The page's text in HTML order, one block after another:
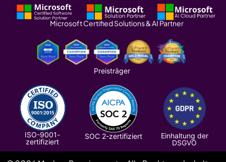
Microsoft Certified Solutions & AI Partner
Preisträger
ISO-9001-
zertifiziert
SOC 2-zertifiziert
Einhaltung der
DSGVO